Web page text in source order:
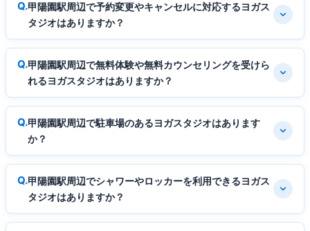
甲陽園駅周辺で予約変更やキャンセルに対応するヨガス
タジオはありますか？
甲陽園駅周辺で無料体験や無料カウンセリングを受けら
れるヨガスタジオはありますか？
甲陽園駅周辺で駐車場のあるヨガスタジオはあります
か？
甲陽園駅周辺でシャワーやロッカーを利用できるヨガス
タジオはありますか？